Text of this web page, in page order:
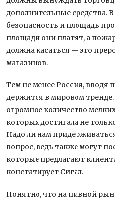
дополнительные средства.
безопасность и площадь
площади они платят, а
должна касаться — это
магазинов.
Тем не менее Россия, вводя
держится в мировом тренде.
огромное количество
которых достигала не
Надо ли нам
вопрос, ведь также могут
которые предлагают
констатирует Сигал.
Понятно, что на пивной